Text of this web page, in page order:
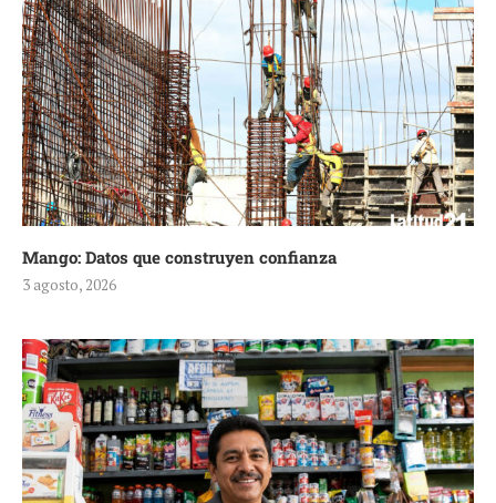
Mango: Datos que construyen confianza
3 agosto, 2026